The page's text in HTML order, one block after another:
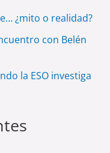
¿mito o realidad?
con Belén
la ESO investiga